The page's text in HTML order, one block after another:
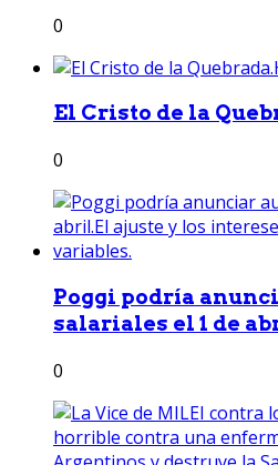
0
El Cristo de la
0
Poggi podría
salariales el 1 de
0